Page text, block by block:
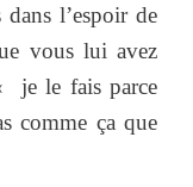
l’espoir de
vous lui avez
je le fais parce
comme ça que